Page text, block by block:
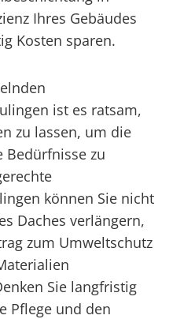
Ihres Gebäudes
Kosten sparen.
ist es ratsam,
zu lassen, um die
Bedürfnisse zu
können Sie nicht
Daches verlängern,
zum Umweltschutz
Sie langfristig
Pflege und den